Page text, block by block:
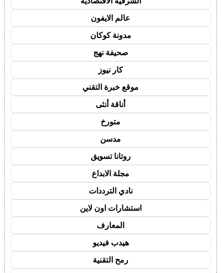
عالم الايفون
مدونة كوكان
صحيفة نهج
كار نيوز
موقع خبرة التقني
أناقة أنثى
متورخ
مدسن
روتانا تسويق
مجلة الابداع
نادي الترددات
استشارات اون لاين
المعارف
هيدب فيديو
رمح التقنية